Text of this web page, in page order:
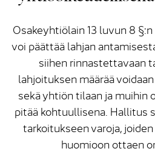
Osakeyhtiölain 13 luvun 8
voi päättää lahjan
siihen rinnastettavaan
lahjoituksen määrää
sekä yhtiön tilaan ja muihin
pitää kohtuullisena. Hallitus
tarkoitukseen varoja,
huomioon ottaen